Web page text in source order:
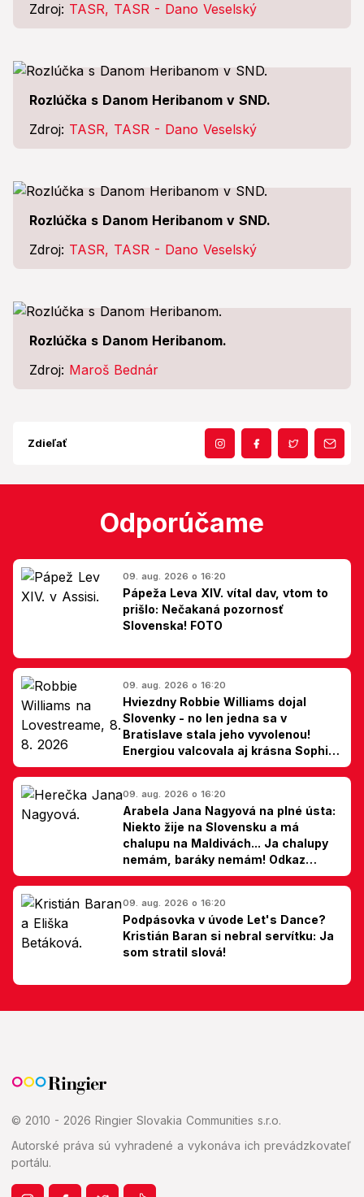
Zdroj: TASR, TASR - Dano Veselský
Rozlúčka s Danom Heribanom v SND.
Zdroj: TASR, TASR - Dano Veselský
Rozlúčka s Danom Heribanom v SND.
Zdroj: TASR, TASR - Dano Veselský
Rozlúčka s Danom Heribanom.
Zdroj: Maroš Bednár
Zdieľať
Odporúčame
09. aug. 2026 o 16:20
Pápeža Leva XIV. vítal dav, vtom to
prišlo: Nečakaná pozornosť
Slovenska! FOTO
09. aug. 2026 o 16:20
Hviezdny Robbie Williams dojal
Slovenky - no len jedna sa v
Bratislave stala jeho vyvolenou!
Energiou valcovala aj krásna Sophie
Ellis-Bextor (foto)
09. aug. 2026 o 16:20
Arabela Jana Nagyová na plné ústa:
Niekto žije na Slovensku a má
chalupu na Maldivách... Ja chalupy
nemám, baráky nemám! Odkaz
Slovákom
09. aug. 2026 o 16:20
Podpásovka v úvode Let's Dance?
Kristián Baran si nebral servítku: Ja
som stratil slová!
© 2010 - 2026 Ringier Slovakia Communities s.r.o.
Autorské práva sú vyhradené a vykonáva ich prevádzkovateľ
portálu.